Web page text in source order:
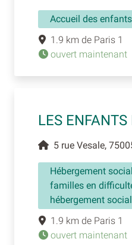
Accueil des
1.9 km de Paris 1
ouvert maintenant
LES
5 rue Vesale,
Hébergement
familles en
hébergement social
1.9 km de Paris 1
ouvert maintenant